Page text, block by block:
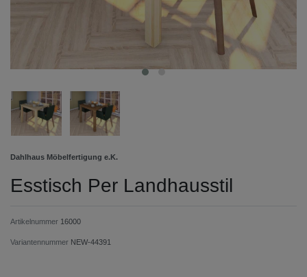
Dahlhaus Möbelfertigung e.K.
Esstisch Per Landhausstil
Artikelnummer 16000
Variantennummer NEW-44391